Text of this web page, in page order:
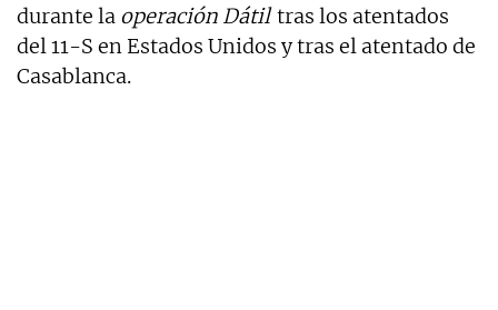
durante la operación Dátiltras los atentados
del 11-S en Estados Unidos y tras el atentado de
Casablanca.